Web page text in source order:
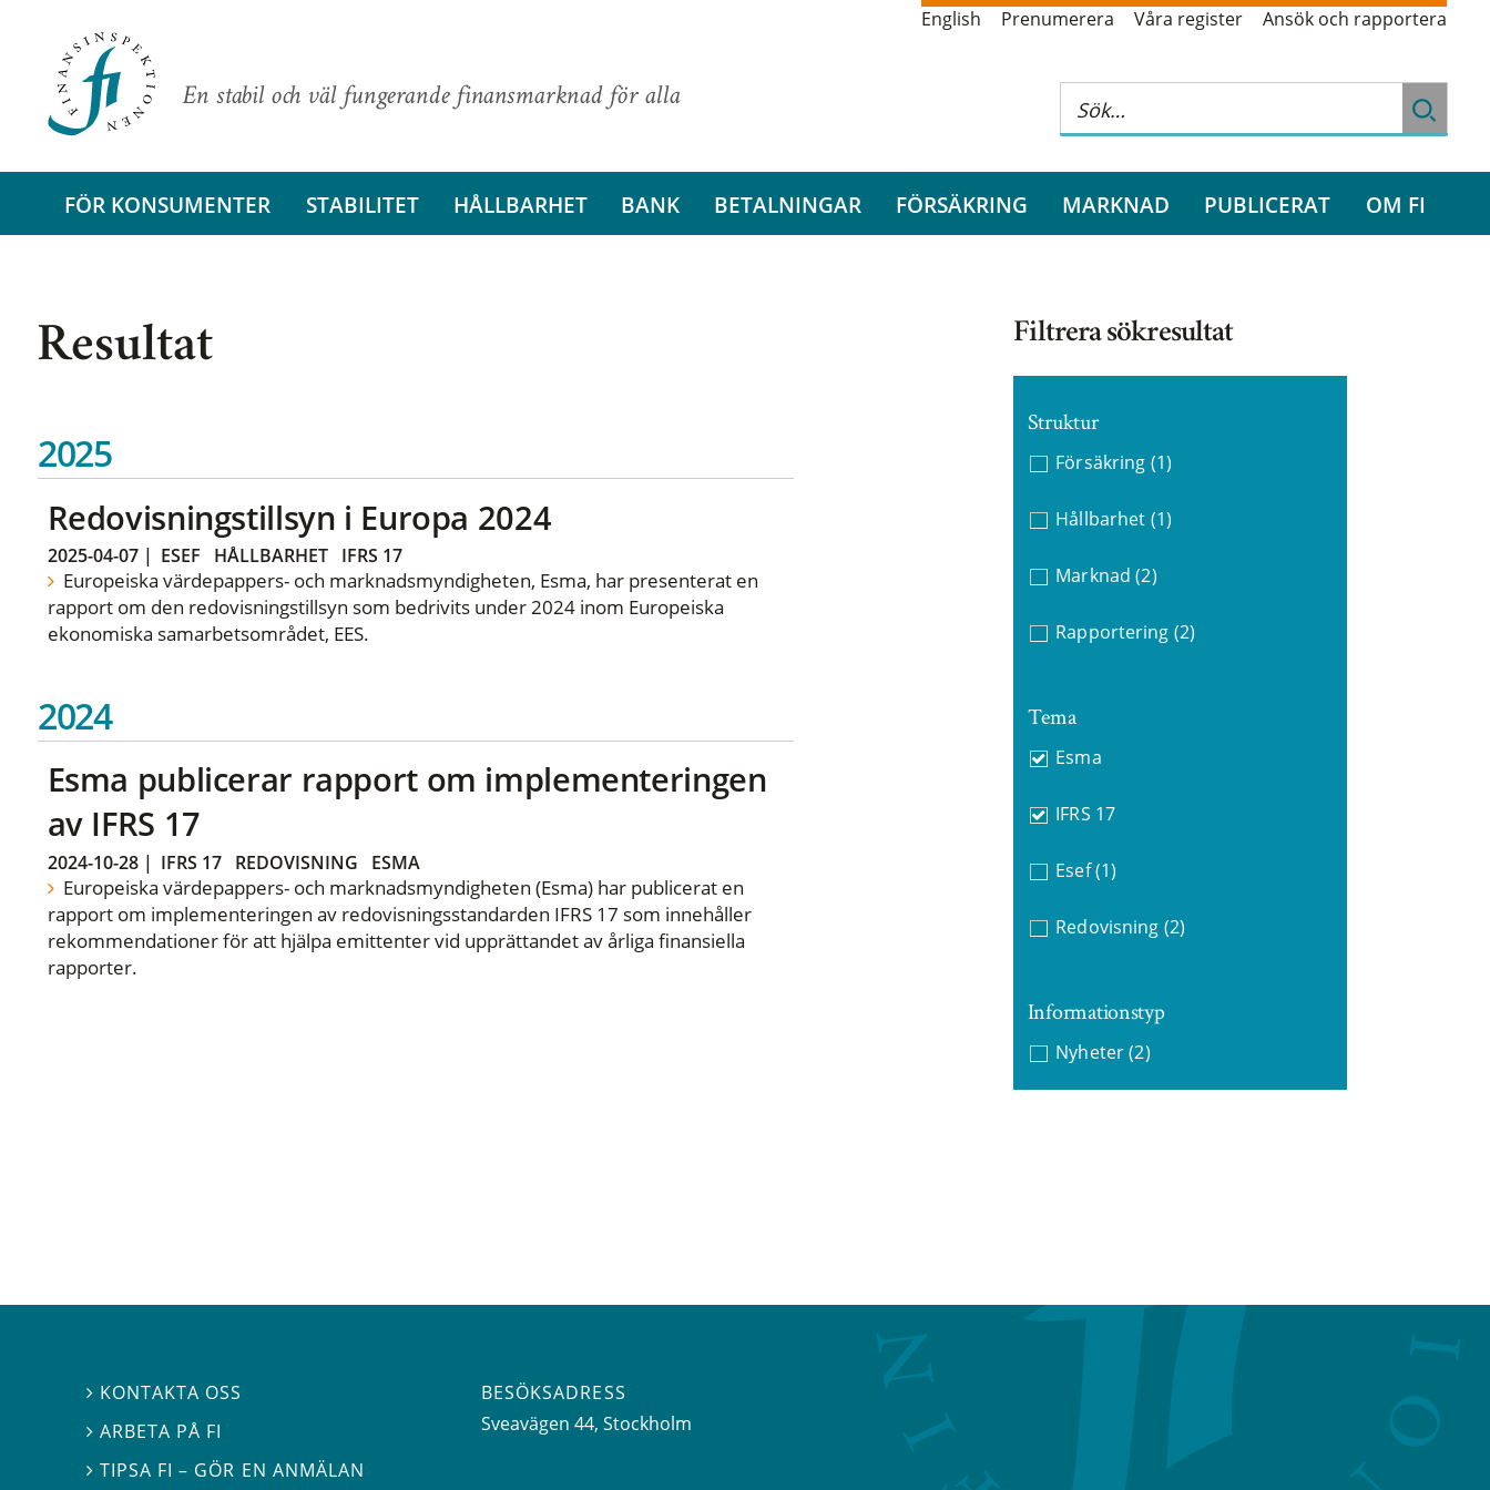
En stabil och väl fungerande finansmarknad för alla
English Prenumerera Våra register Ansök och rapportera
FÖR KONSUMENTER STABILITET HÅLLBARHET BANK BETALNINGAR FÖRSÄKRING MARKNAD PUBLICERAT OM FI
Resultat
2025
Redovisningstillsyn i Europa 2024
2025-04-07| ESEF HÅLLBARHET IFRS 17
Europeiska värdepappers- och marknadsmyndigheten, Esma, har presenterat en
rapport om den redovisningstillsyn som bedrivits under 2024 inom Europeiska
ekonomiska samarbetsområdet, EES.
2024
Esma publicerar rapport om implementeringen
av IFRS 17
2024-10-28| IFRS 17 REDOVISNING ESMA
Europeiska värdepappers- och marknadsmyndigheten (Esma) har publicerat en
rapport om implementeringen av redovisningsstandarden IFRS 17 som innehåller
rekommendationer för att hjälpa emittenter vid upprättandet av årliga finansiella
rapporter.
Filtrera sökresultat
Struktur
Försäkring (1)
Hållbarhet (1)
Marknad (2)
Rapportering (2)
Tema
Esma
IFRS 17
Esef (1)
Redovisning (2)
Informationstyp
Nyheter (2)
 KONTAKTA OSS
 ARBETA PÅ FI
TIPSA FI – GÖR EN ANMÄLAN
BESÖKSADRESS
Sveavägen 44, Stockholm